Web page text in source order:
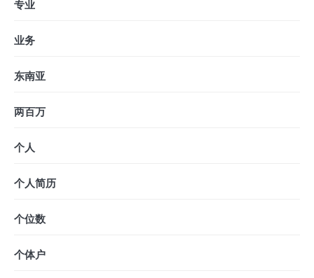
专业
业务
东南亚
两百万
个人
个人简历
个位数
个体户